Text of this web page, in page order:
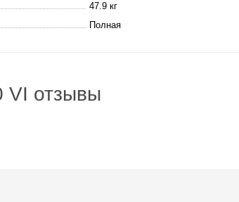
47.9 кг
Полная
VI отзывы